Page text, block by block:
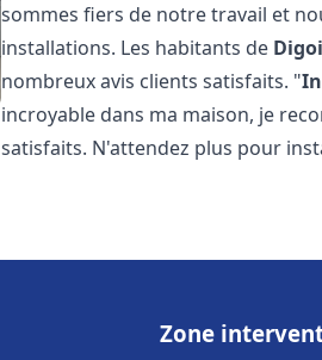
sommes fiers de notre travail et
installations. Les habitants de
nombreux avis clients satisfaits. "
incroyable dans ma maison, je
satisfaits. N'attendez plus pour
Zone